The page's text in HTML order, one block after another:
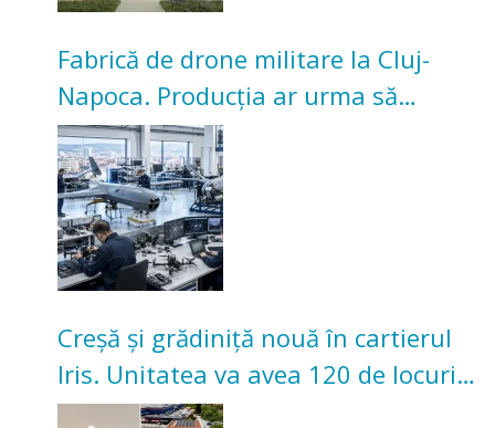
Fabrică de drone militare la Cluj-
Napoca. Producția ar urma să
înceapă în toamna acestui an
Creșă și grădiniță nouă în cartierul
Iris. Unitatea va avea 120 de locuri
pentru copii